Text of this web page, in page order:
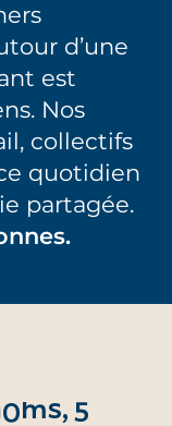
d’une
est
Nos
collectifs
quotidien
partagée.
5